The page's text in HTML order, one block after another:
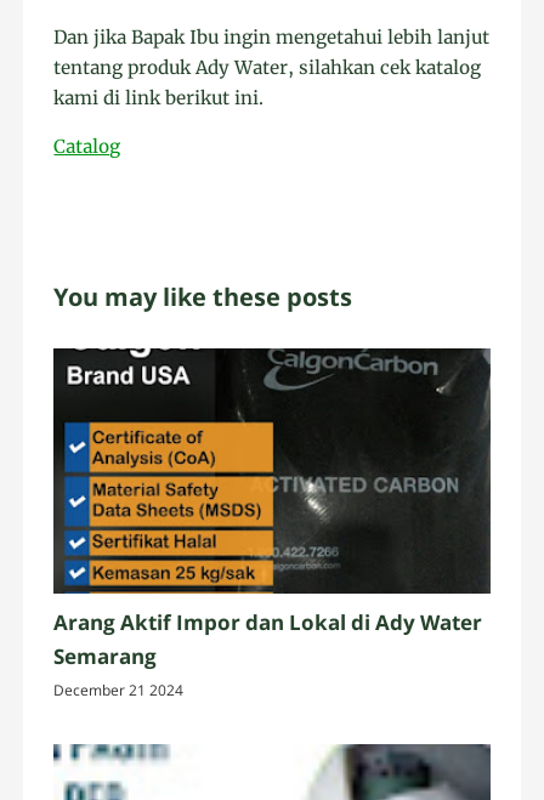
Dan jika Bapak Ibu ingin mengetahui lebih lanjut
tentang produk Ady Water, silahkan cek katalog
kami di link berikut ini.
Catalog
You may like these posts
Arang Aktif Impor dan Lokal di Ady Water
Semarang
December 21 2024